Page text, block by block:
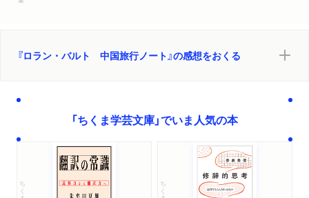
『ロラン・バルト 中国旅行ノート』の感想をおくる
「ちくま学芸文庫」でいま人気の本
ちくま学芸文庫 ちくま学芸文庫